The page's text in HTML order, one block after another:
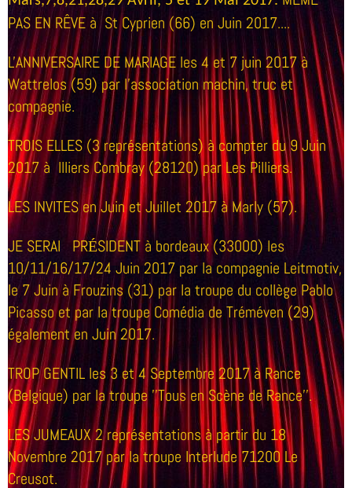
PAS EN RÊVE à St Cyprien (66) en Juin 2017....
L'ANNIVERSAIRE DE MARIAGE les 4 et 7 juin 2017 à
Wattrelos (59) par l'association machin, truc et
compagnie.
TROIS ELLES (3 représentations) à compter du 9 Juin
2017 à Illiers Combray (28120) par Les Pilliers.
LES INVITES en Juin et Juillet 2017 à Marly (57).
JE SERAI PRÉSIDENT à bordeaux (33000) les
10/11/16/17/24 Juin 2017 par la compagnie Leitmotiv,
le 7 Juin à Frouzins (31) par la troupe du collège Pablo
Picasso et par la troupe Comédia de Tréméven (29)
également en Juin 2017.
TROP GENTIL les 3 et 4 Septembre 2017 à Rance
(Belgique) par la troupe ''Tous en Scène de Rance''.
LES JUMEAUX2 représentations à partir du 18
Novembre 2017 par la troupe Interlude 71200 Le
Creusot.